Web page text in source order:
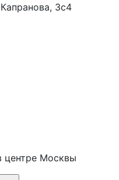
3с4
центре Москвы